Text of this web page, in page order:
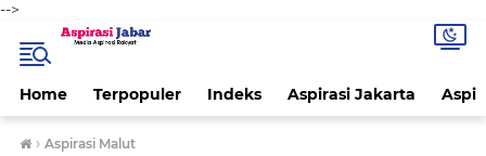
-->
Home Terpopuler Indeks Aspirasi Jakarta
› Aspirasi Malut